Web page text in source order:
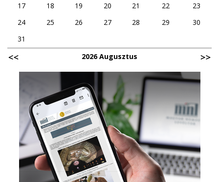
17
18 19 20 21 22
23
24
25 26 27 28 29
30
31
2026 Augusztus